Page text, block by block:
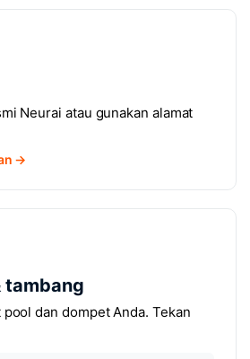
Neurai atau gunakan alamat
→
tambang
pool dan dompet Anda. Tekan